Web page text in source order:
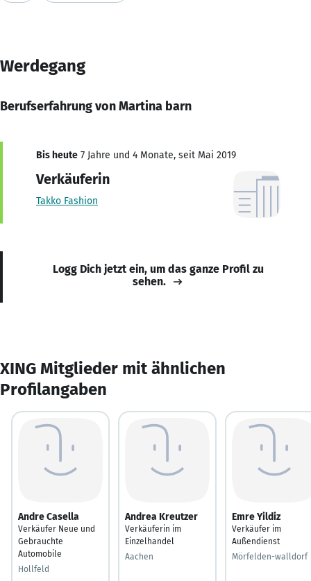
Werdegang
Berufserfahrung von Martina barn
Bis heute 7 Jahre und 4 Monate, seit Mai 2019
Verkäuferin
Takko Fashion
Logg Dich jetzt ein, um das ganze Profil zu
sehen.
XING Mitglieder mit ähnlichen
Profilangaben
Andre Casella
Verkäufer Neue und
Gebrauchte
Automobile
Hollfeld
Andrea Kreutzer
Verkäuferin im
Einzelhandel
Aachen
Emre Yildiz
Verkäufer im
Außendienst
Mörfelden-walldorf